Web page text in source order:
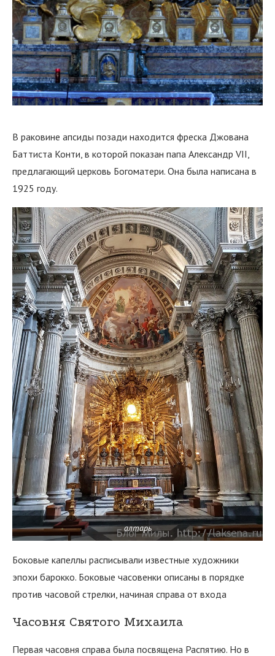
В раковине апсиды позади находится фреска Джована
Баттиста Конти, в которой показан папа Александр VII,
предлагающий церковь Богоматери. Она была написана в
1925 году.
алтарь
Боковые капеллы расписывали известные художники
эпохи барокко. Боковые часовенки описаны в порядке
против часовой стрелки, начиная справа от входа
Часовня Святого Михаила
Первая часовня справа была посвящена Распятию. Но в